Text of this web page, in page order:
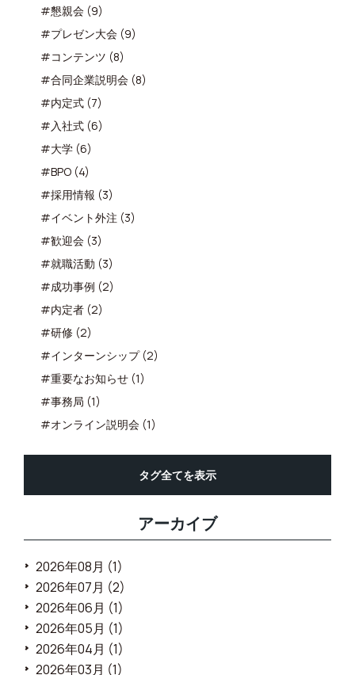
#懇親会 (9)
#プレゼン大会 (9)
#コンテンツ (8)
#合同企業説明会 (8)
#内定式 (7)
#入社式 (6)
#大学 (6)
#BPO (4)
#採用情報 (3)
#イベント外注 (3)
#歓迎会 (3)
#就職活動 (3)
#成功事例 (2)
#内定者 (2)
#研修 (2)
#インターンシップ (2)
#重要なお知らせ (1)
#事務局 (1)
#オンライン説明会 (1)
タグ全てを表示
アーカイブ
2026年08月 (1)
2026年07月 (2)
2026年06月 (1)
2026年05月 (1)
2026年04月 (1)
2026年03月 (1)